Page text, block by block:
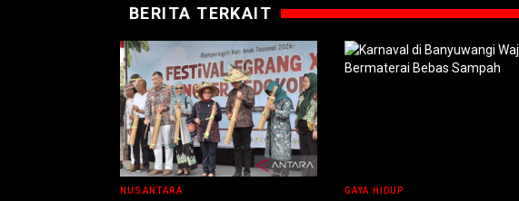
BERITA TERKAIT
NUSANTARA GAYA HIDUP